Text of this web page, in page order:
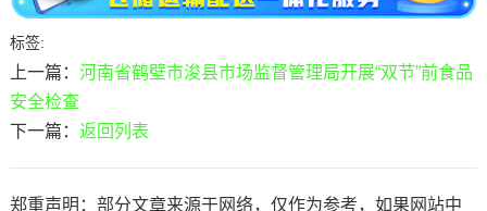
标签:
上一篇： 河南省鹤壁市浚县市场监督管理局开展“双节”前食品
安全检查
下一篇： 返回列表
郑重声明：部分文章来源于网络，仅作为参考，如果网站中